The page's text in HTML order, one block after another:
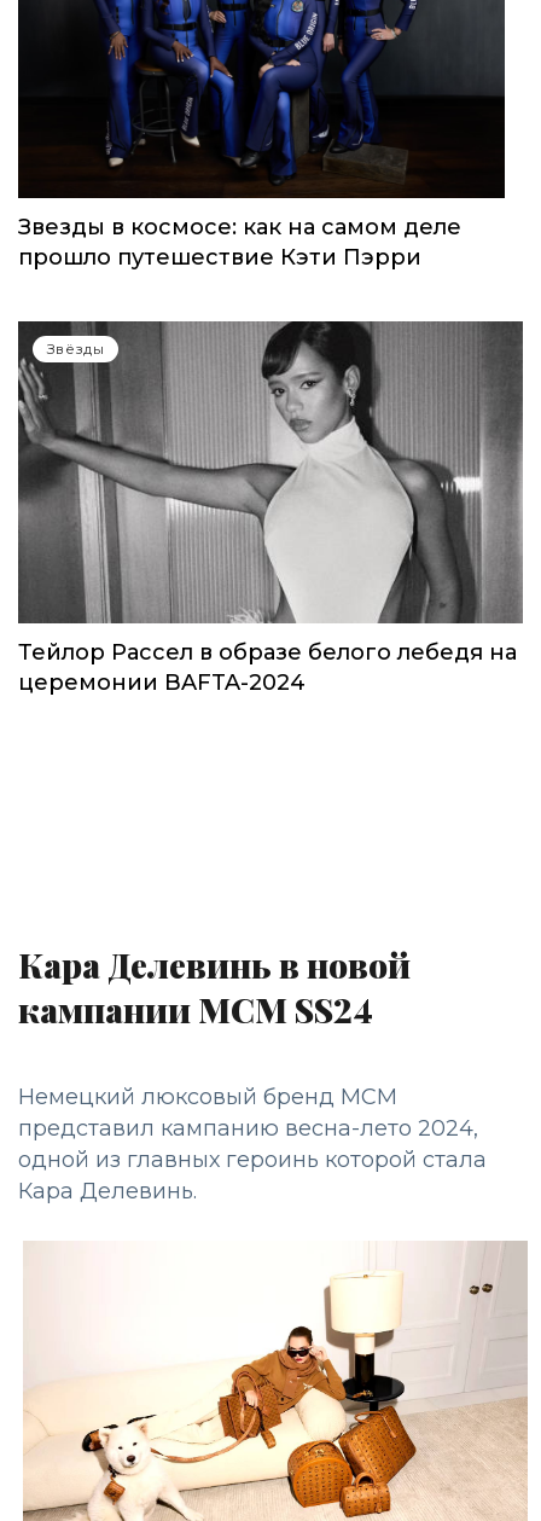
Звезды в космосе: как на самом деле
прошло путешествие Кэти Пэрри
Звёзды
Тейлор Рассел в образе белого лебедя на
церемонии BAFTA-2024
Кара Делевинь в новой
кампании MCM SS24
Немецкий люксовый бренд MCM
представил кампанию весна-лето 2024,
одной из главных героинь которой стала
Кара Делевинь.